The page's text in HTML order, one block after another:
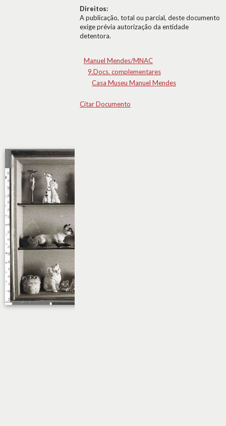
Direitos:
A publicação, total ou parcial, deste documento
exige prévia autorização da entidade
detentora.
Manuel Mendes/MNAC
9.Docs. complementares
Casa Museu Manuel Mendes
Citar Documento